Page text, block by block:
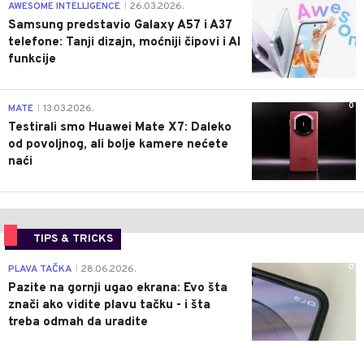
AWESOME INTELLIGENCE 26.03.2026.
Samsung predstavio Galaxy A57 i A37
telefone: Tanji dizajn, moćniji čipovi i AI
funkcije
0
MATE 13.03.2026.
Testirali smo Huawei Mate X7: Daleko
od povoljnog, ali bolje kamere nećete
naći
TIPS & TRICKS
0
PLAVA TAČKA 28.06.2026.
Pazite na gornji ugao ekrana: Evo šta
znači ako vidite plavu tačku - i šta
treba odmah da uradite